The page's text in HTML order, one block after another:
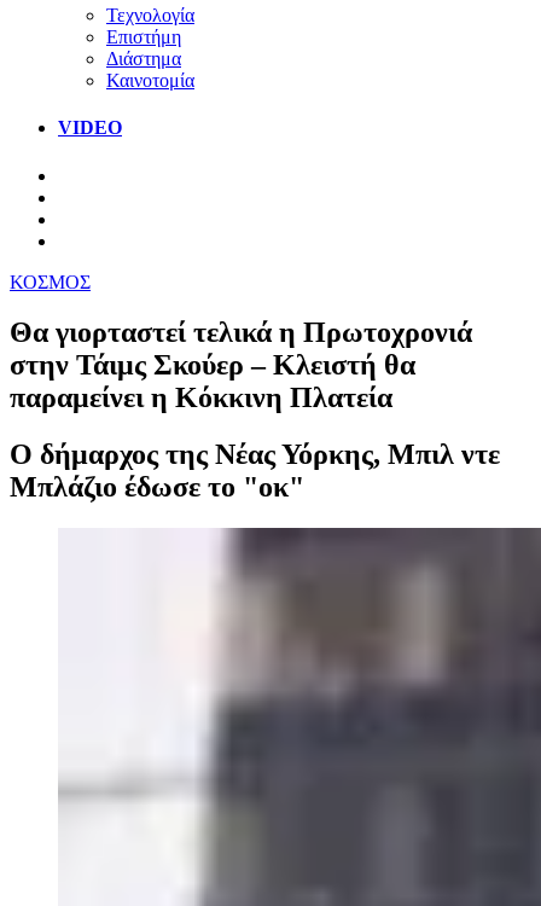
Τεχνολογία
Επιστήμη
Διάστημα
Καινοτομία
VIDEO
ΚΟΣΜΟΣ
Θα γιορταστεί τελικά η Πρωτοχρονιά
στην Τάιμς Σκούερ – Κλειστή θα
παραμείνει η Κόκκινη Πλατεία
Ο δήμαρχος της Νέας Υόρκης, Μπιλ ντε
Μπλάζιο έδωσε το "οκ"